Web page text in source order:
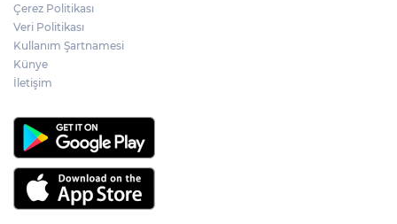
Çerez Politikası
Veri Politikası
Kullanım Şartnamesi
Künye
İletişim